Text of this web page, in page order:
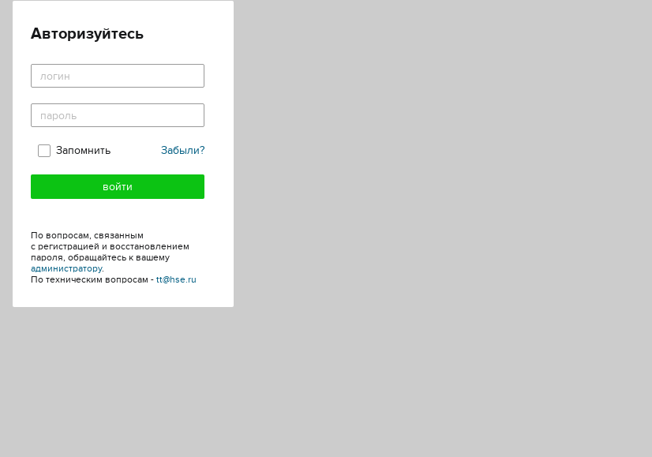
Авторизуйтесь
Забыли?
Запомнить
По вопросам, связанным
с регистрацией и восстановлением
пароля, обращайтесь к вашему
администратору.
По техническим вопросам - tt@hse.ru